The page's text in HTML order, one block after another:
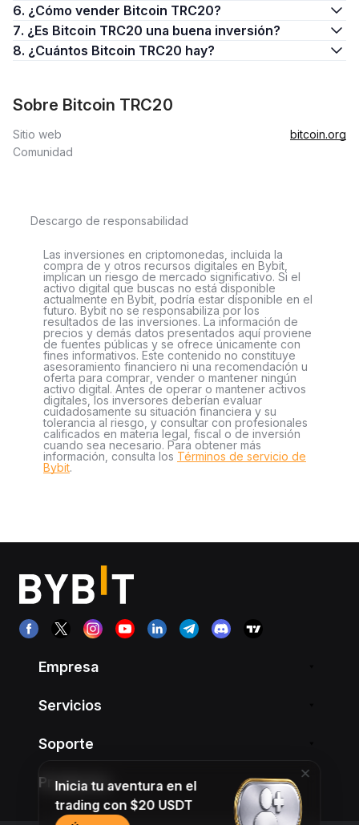
6. ¿Cómo vender Bitcoin TRC20?
7. ¿Es Bitcoin TRC20 una buena inversión?
8. ¿Cuántos Bitcoin TRC20 hay?
Sobre Bitcoin TRC20
Sitio web
bitcoin.org
Comunidad
Descargo de responsabilidad
Las inversiones en criptomonedas, incluida la
compra de y otros recursos digitales en Bybit,
implican un riesgo de mercado significativo. Si el
activo digital que buscas no está disponible
actualmente en Bybit, podría estar disponible en el
futuro. Bybit no se responsabiliza por los
resultados de las inversiones. La información de
precios y demás datos presentados aquí proviene
de fuentes públicas y se ofrece únicamente con
fines informativos. Este contenido no constituye
asesoramiento financiero ni una recomendación u
oferta para comprar, vender o mantener ningún
activo digital. Antes de operar o mantener activos
digitales, los inversores deberían evaluar
cuidadosamente su situación financiera y su
tolerancia al riesgo, y consultar con profesionales
calificados en materia legal, fiscal o de inversión
cuando sea necesario. Para obtener más
información, consulta los Términos de servicio de
Bybit.
Empresa
Servicios
Soporte
Productos
Inicia tu aventura en el
trading con $20 USDT